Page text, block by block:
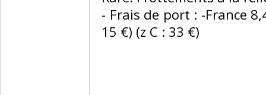
- Frais de port : -France
15 €) (z C : 33 €) ‎